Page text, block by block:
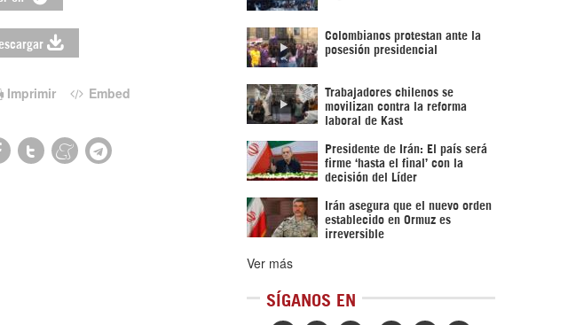
Imprimir Embed
Colombianos protestan ante la
posesión presidencial
Trabajadores chilenos se
movilizan contra la reforma
laboral de Kast
Presidente de Irán: El país será
firme ‘hasta el final’ con la
decisión del Líder
Irán asegura que el nuevo orden
establecido en Ormuz es
irreversible
Ver más
SÍGANOS EN